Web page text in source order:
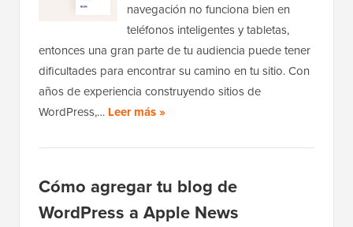
navegación no funciona bien en
teléfonos inteligentes y tabletas,
entonces una gran parte de tu audiencia puede tener
dificultades para encontrar su camino en tu sitio. Con
años de experiencia construyendo sitios de
WordPress,… Leer más »
Cómo agregar tu blog de
WordPress a Apple News